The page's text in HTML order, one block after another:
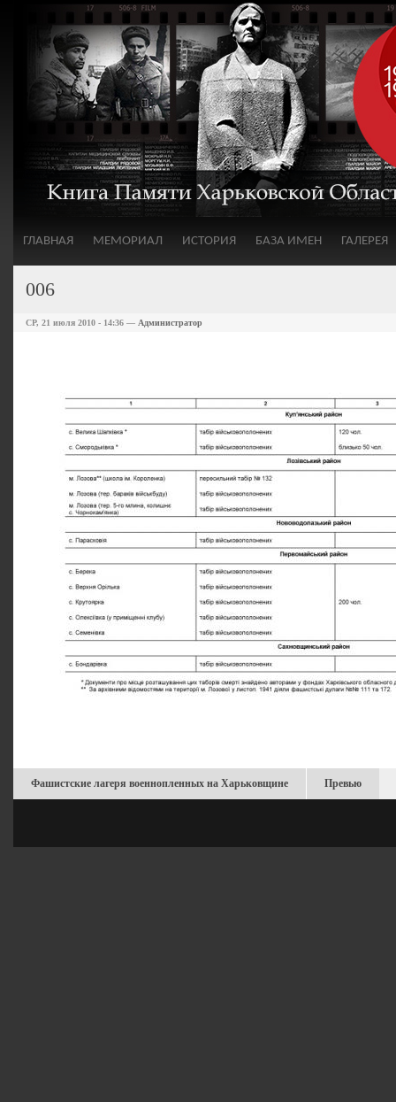
ГЛАВНАЯ МЕМОРИАЛ ИСТОРИЯ БАЗА ИМЕН ГАЛЕРЕЯ
006
СР, 21 июля 2010 - 14:36 — Администратор
Фашистские лагеря военнопленных на Харьковщине Превью